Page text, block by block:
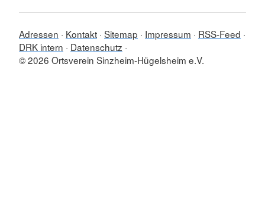
Adressen Kontakt Sitemap Impressum
RSS-Feed
DRK intern
Datenschutz
© 2026 Ortsverein Sinzheim-Hügelsheim e.V.